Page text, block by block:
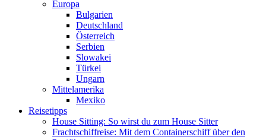
Europa
Bulgarien
Deutschland
Österreich
Serbien
Slowakei
Türkei
Ungarn
Mittelamerika
Mexiko
Reisetipps
House Sitting: So wirst du zum House Sitter
Frachtschiffreise: Mit dem Containerschiff über den